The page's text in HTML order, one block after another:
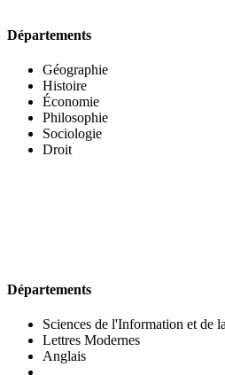
Départements
Géographie
Histoire
Économie
Philosophie
Sociologie
Droit
Départements
Sciences de l'Information et de
Lettres Modernes
Anglais